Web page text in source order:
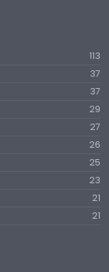
113
37
37
29
27
26
25
23
21
21